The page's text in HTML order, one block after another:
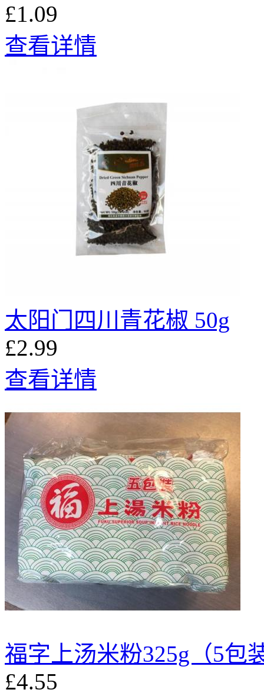
£1.09
查看详情
太阳门四川青花椒 50g
£2.99
查看详情
福字上汤米粉325g（5包
£4.55